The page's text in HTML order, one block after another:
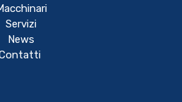
Servizi
News